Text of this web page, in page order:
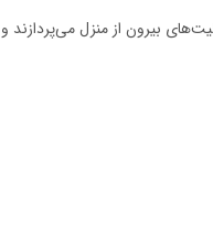
بیرون از منزل